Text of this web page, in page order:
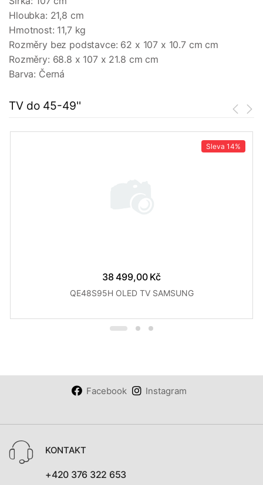
Hloubka: 21,8 cm
Hmotnost: 11,7 kg
Rozměry bez podstavce: 62 x 107 x 10.7 cm cm
Rozměry: 68.8 x 107 x 21.8 cm cm
Barva: Černá
TV do 45-49''
Sleva 14%
38 499,00 Kč
QE48S95H OLED TV SAMSUNG
Facebook Instagram
KONTAKT
+420 376 322 653